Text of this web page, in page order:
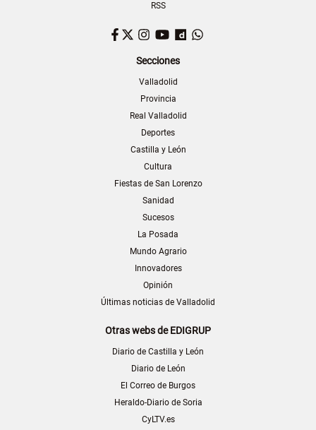
RSS
Facebook
TwitterInstagram
YouTubeDailymotion
Secciones
Valladolid
Provincia
Real Valladolid
Deportes
Castilla y León
Cultura
Fiestas de San Lorenzo
Sanidad
Sucesos
La Posada
Mundo Agrario
Innovadores
Opinión
Últimas noticias de Valladolid
Otras webs de EDIGRUP
Diario de Castilla y León
Diario de León
El Correo de Burgos
Heraldo-Diario de Soria
CyLTV.es